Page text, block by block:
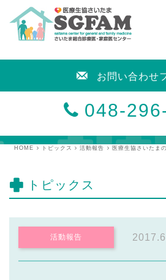
お問い合わせ
048-
HOME トピックス 活動報告
医療生協さいたま
トピックス
活動報告